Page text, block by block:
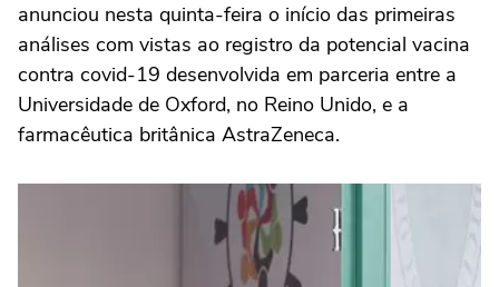
anunciou nesta quinta-feira o início das primeiras
análises com vistas ao registro da potencial vacina
contra covid-19 desenvolvida em parceria entre a
Universidade de Oxford, no Reino Unido, e a
farmacêutica britânica AstraZeneca.